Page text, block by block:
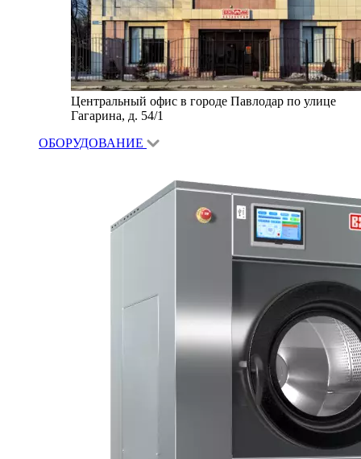
Центральный офис в городе Павлодар по улице
Гагарина, д. 54/1
ОБОРУДОВАНИЕ